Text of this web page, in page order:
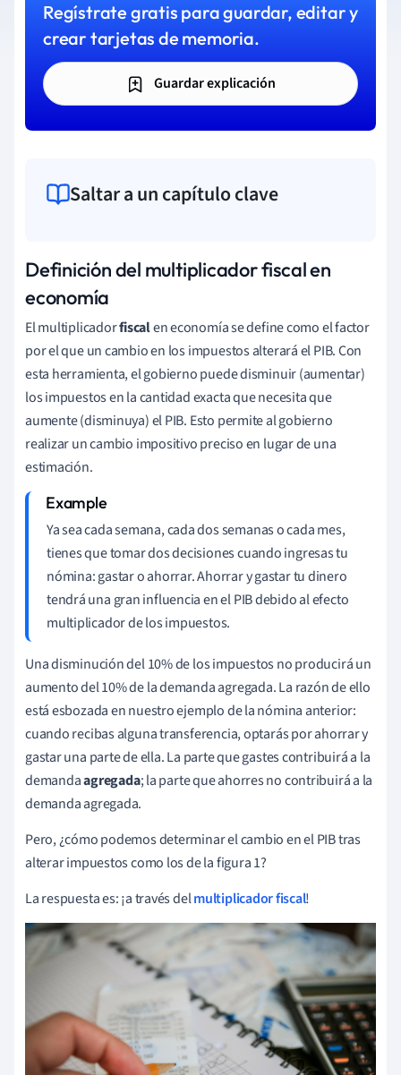
Regístrate gratis para guardar, editar y
crear tarjetas de memoria.
Guardar explicación
Saltar a un capítulo clave
Definición del multiplicador fiscal en
economía
El multiplicadorfiscalen economía se define como el factor
por el que un cambio en los impuestos alterará el PIB. Con
esta herramienta, el gobierno puede disminuir (aumentar)
los impuestos en la cantidad exacta que necesita que
aumente (disminuya) el PIB. Esto permite al gobierno
realizar un cambio impositivo preciso en lugar de una
estimación.
Ya sea cada semana, cada dos semanas o cada mes,
tienes que tomar dos decisiones cuando ingresas tu
nómina: gastar o ahorrar. Ahorrar y gastar tu dinero
tendrá una gran influencia en el PIB debido al efecto
multiplicador de los impuestos.
Una disminución del 10% de los impuestos no producirá un
aumento del 10% de la demanda agregada. La razón de ello
está esbozada en nuestro ejemplo de la nómina anterior:
cuando recibas alguna transferencia, optarás por ahorrar y
gastar una parte de ella. La parte que gastes contribuirá a la
demandaagregada; la parte que ahorres no contribuirá a la
demanda agregada.
Pero, ¿cómo podemos determinar el cambio en el PIB tras
alterar impuestos como los de la figura 1?
La respuesta es: ¡a través delmultiplicador fiscal!